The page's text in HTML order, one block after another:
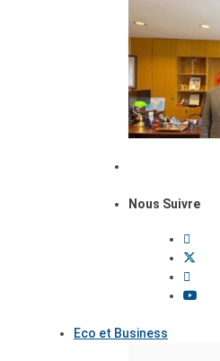
Nous Suivre
Eco et Business